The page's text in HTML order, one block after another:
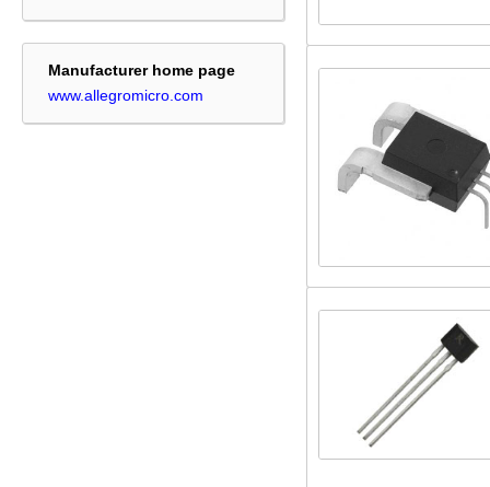
Manufacturer home page
www.allegromicro.com